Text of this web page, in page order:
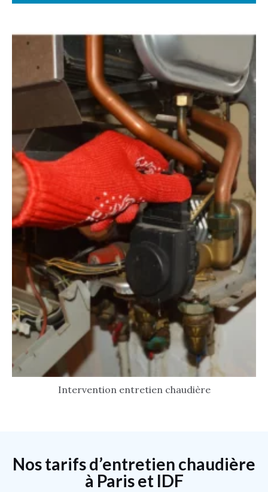
Intervention entretien chaudière
Nos tarifs d’entretien chaudière
à Paris et IDF